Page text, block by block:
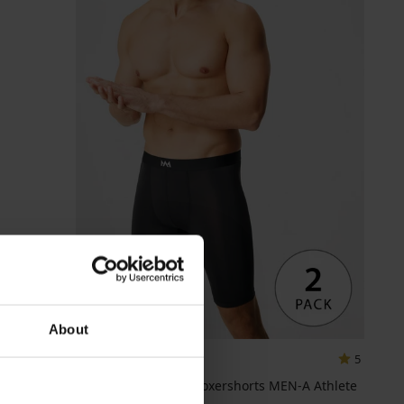
About-30%
5
2PACK functionele boxershorts MEN-A Athlete